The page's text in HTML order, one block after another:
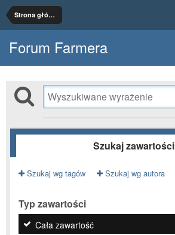
Strona główna
Forum Farmera
Szukaj zawartości
Szukaj wg tagów Szukaj wg autora
Typ zawartości
Cała zawartość